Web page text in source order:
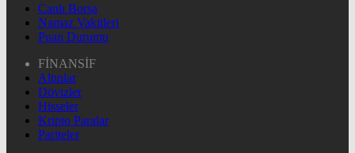
Canlı Borsa
Namaz Vakitleri
Puan Durumu
FİNANSİF
Altınlar
Dövizler
Hisseler
Kripto Paralar
Pariteler